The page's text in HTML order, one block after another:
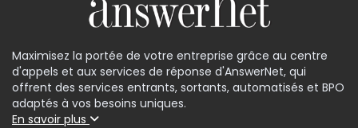
Maximisez la portée de votre entreprise grâce au centre
d'appels et aux services de réponse d'AnswerNet, qui
offrent des services entrants, sortants, automatisés et BPO
adaptés à vos besoins uniques.
En savoir plus